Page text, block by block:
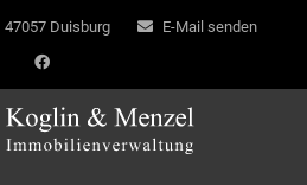
Duisburg E-Mail senden